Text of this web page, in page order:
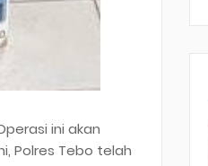
ini akan
Polres Tebo telah